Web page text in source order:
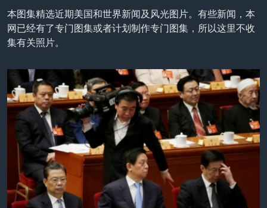
导
航
跳
索
印太
中东
非洲
美洲
全球议题
经济·金融·贸易
人权·法律·宗教
军事
劳工
环境
美中关系
热点专题
国会报道
美中关系
美国建国250周年
埃博拉疫情
美国之音专访
重要讲话与声明
VOA今日焦点
中文广播
关注我们
本图集精选近期美国和世界新闻及风光图片。有些新闻，本
网已经有了专门图集或者计划制作专门图集，所以这里不收
集有关照片。